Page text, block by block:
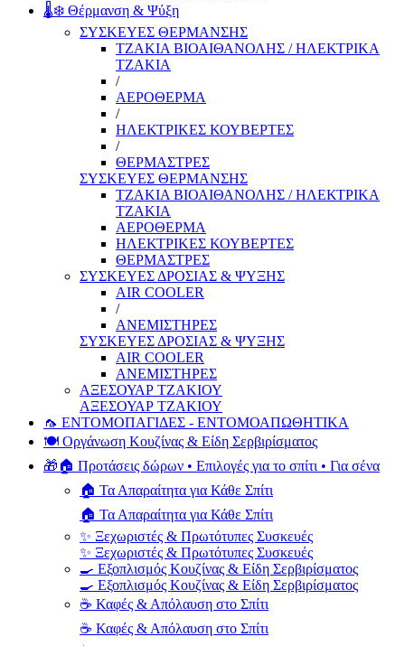
🌡️❄️ Θέρμανση & Ψύξη
ΣΥΣΚΕΥΕΣ ΘΕΡΜΑΝΣΗΣ
ΤΖΑΚΙΑ ΒΙΟΑΙΘΑΝΟΛΗΣ / ΗΛΕΚΤΡΙΚΑ
ΤΖΑΚΙΑ
/
ΑΕΡΟΘΕΡΜΑ
/
ΗΛΕΚΤΡΙΚΕΣ ΚΟΥΒΕΡΤΕΣ
/
ΘΕΡΜΑΣΤΡΕΣ
ΣΥΣΚΕΥΕΣ ΘΕΡΜΑΝΣΗΣ
ΤΖΑΚΙΑ ΒΙΟΑΙΘΑΝΟΛΗΣ / ΗΛΕΚΤΡΙΚΑ
ΤΖΑΚΙΑ
ΑΕΡΟΘΕΡΜΑ
ΗΛΕΚΤΡΙΚΕΣ ΚΟΥΒΕΡΤΕΣ
ΘΕΡΜΑΣΤΡΕΣ
ΣΥΣΚΕΥΕΣ ΔΡΟΣΙΑΣ & ΨΥΞΗΣ
AIR COOLER
/
ΑΝΕΜΙΣΤΗΡΕΣ
ΣΥΣΚΕΥΕΣ ΔΡΟΣΙΑΣ & ΨΥΞΗΣ
AIR COOLER
ΑΝΕΜΙΣΤΗΡΕΣ
ΑΞΕΣΟΥΑΡ ΤΖΑΚΙΟΥ
ΑΞΕΣΟΥΑΡ ΤΖΑΚΙΟΥ
🦟 ΕΝΤΟΜΟΠΑΓΙΔΕΣ - ΕΝΤΟΜΟΑΠΩΘΗΤΙΚΑ
🍽️ Οργάνωση Κουζίνας & Είδη Σερβιρίσματος
🎁🏠 Προτάσεις δώρων • Επιλογές για το σπίτι • Για σένα
🏠 Τα Απαραίτητα για Κάθε Σπίτι
🏠 Τα Απαραίτητα για Κάθε Σπίτι
✨ Ξεχωριστές & Πρωτότυπες Συσκευές
✨ Ξεχωριστές & Πρωτότυπες Συσκευές
🍳 Εξοπλισμός Κουζίνας & Είδη Σερβιρίσματος
🍳 Εξοπλισμός Κουζίνας & Είδη Σερβιρίσματος
☕ Καφές & Απόλαυση στο Σπίτι
☕ Καφές & Απόλαυση στο Σπίτι